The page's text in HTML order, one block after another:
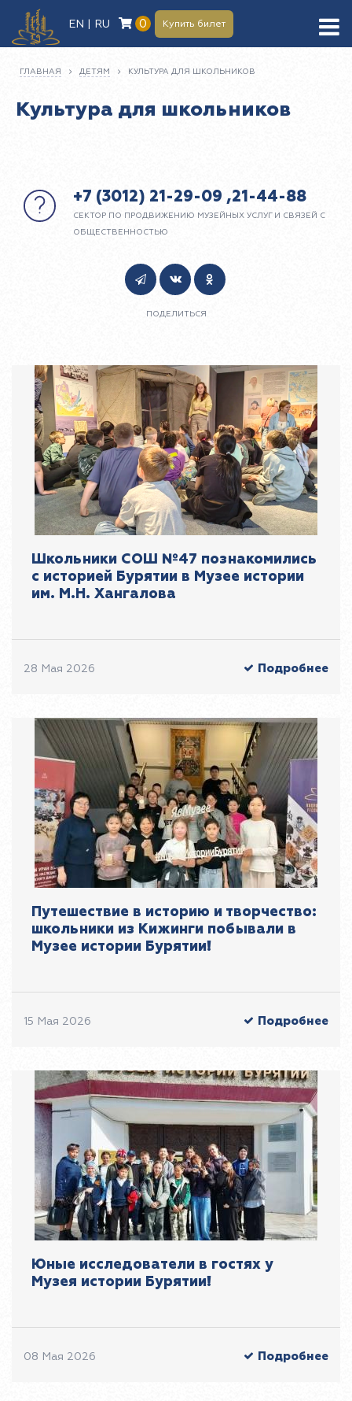
EN | RU 0 Купить билет
ГЛАВНАЯ ДЕТЯМ КУЛЬТУРА ДЛЯ ШКОЛЬНИКОВ
Культура для школьников
+7 (3012) 21-29-09 ,21-44-88
СЕКТОР ПО ПРОДВИЖЕНИЮ МУЗЕЙНЫХ УСЛУГ И СВЯЗЕЙ С
ОБЩЕСТВЕННОСТЬЮ
ПОДЕЛИТЬСЯ
Школьники СОШ №47 познакомились
с историей Бурятии в Музее истории
им. М.Н. Хангалова
28 Мая 2026 Подробнее
Путешествие в историю и творчество:
школьники из Кижинги побывали в
Музее истории Бурятии!
15 Мая 2026 Подробнее
Юные исследователи в гостях у
Музея истории Бурятии!
08 Мая 2026 Подробнее